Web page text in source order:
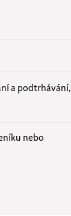
a podtrhávání,
nebo